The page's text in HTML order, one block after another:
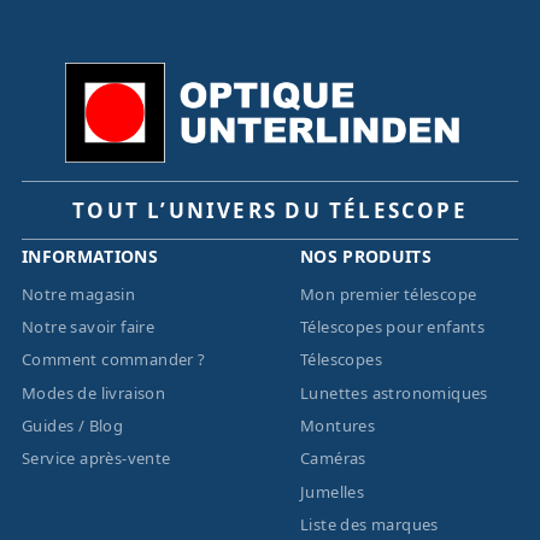
TOUT L’UNIVERS DU TÉLESCOPE
INFORMATIONS
Notre magasin
Notre savoir faire
Comment commander ?
Modes de livraison
Guides / Blog
Service après-vente
NOS PRODUITS
Mon premier télescope
Télescopes pour enfants
Télescopes
Lunettes astronomiques
Montures
Caméras
Jumelles
Liste des marques